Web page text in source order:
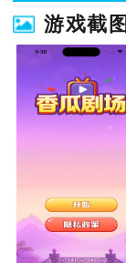
游戏截图